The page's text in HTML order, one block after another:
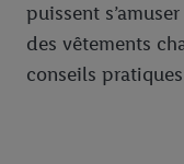
puissent
des vêtements
conseils